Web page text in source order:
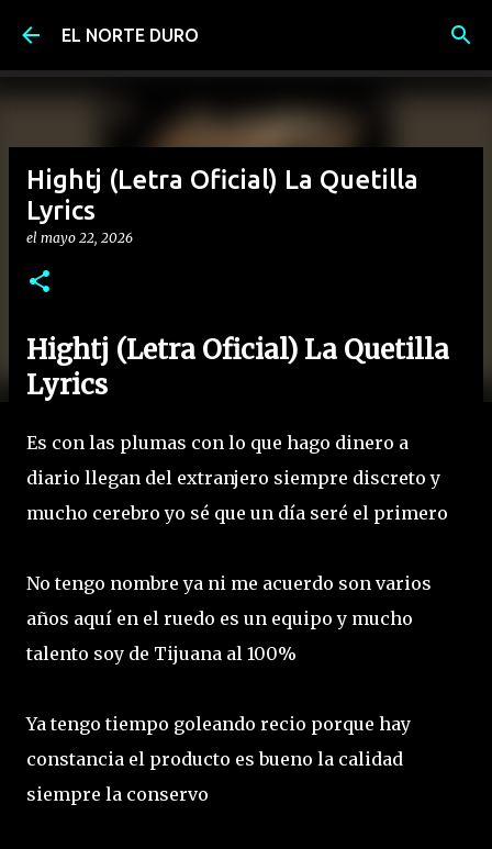
Ir al contenido principal
EL NORTE DURO
Hightj (Letra Oficial) La Quetilla
Lyrics
el mayo 22, 2026
Hightj (Letra Oficial) La Quetilla
Lyrics
Es con las plumas con lo que hago dinero a
diario llegan del extranjero siempre discreto y
mucho cerebro yo sé que un día seré el primero
No tengo nombre ya ni me acuerdo son varios
años aquí en el ruedo es un equipo y mucho
talento soy de Tijuana al 100%
Ya tengo tiempo goleando recio porque hay
constancia el producto es bueno la calidad
siempre la conservo